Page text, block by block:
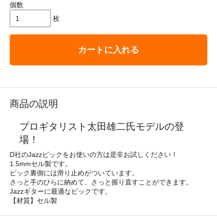
個数
枚
カートに入れる
商品の説明
プロギタリスト太田雄二氏モデルの登
場！
D社のJazzピックをお使いの方は是非お試しください！
1.5mmセル製です。
ピック裏側には滑り止めがついています。
さっと手のひらに納めて、さっと握り直すことができます。
Jazzギターに最適なピックです。
【材質】セル製